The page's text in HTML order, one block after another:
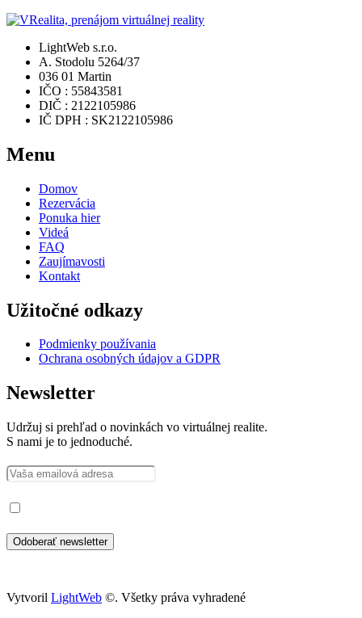
LightWeb s.r.o.
A. Stodolu 5264/37
036 01 Martin
IČO : 55843581
DIČ : 2122105986
IČ DPH : SK2122105986
Menu
Domov
Rezervácia
Ponuka hier
Videá
FAQ
Zaujímavosti
Kontakt
Užitočné odkazy
Podmienky používania
Ochrana osobných údajov a GDPR
Newsletter
Udržuj si prehľad o novinkách vo virtuálnej realite.
S nami je to jednoduché.
Vytvoril LightWeb ©. Všetky práva vyhradené